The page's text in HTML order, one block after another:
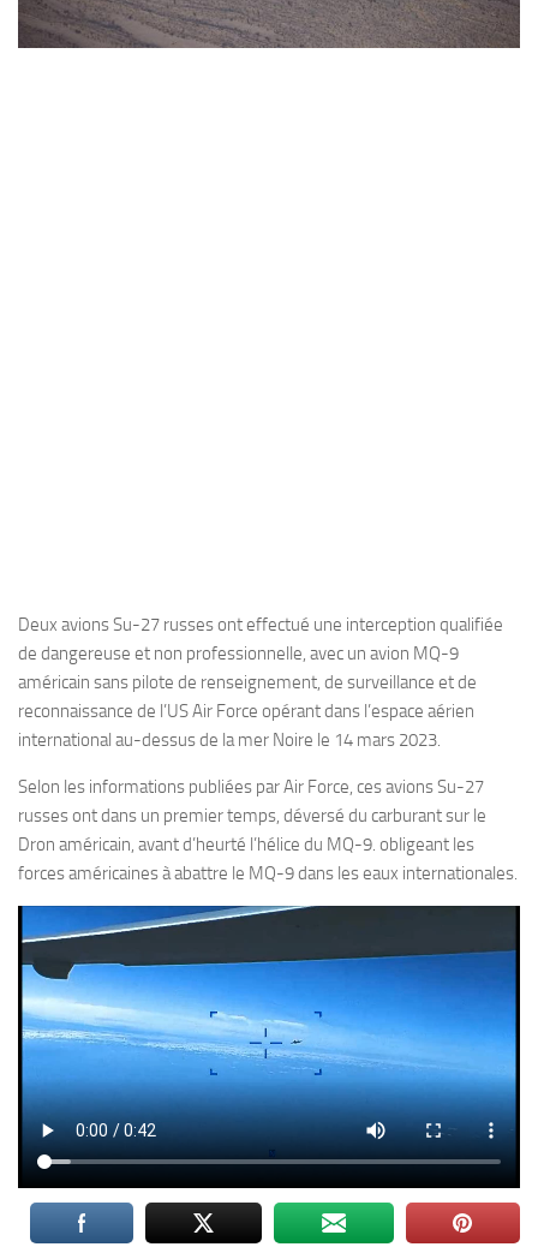
Deux avions Su-27 russes ont effectué une interception qualifiée
de dangereuse et non professionnelle, avec un avion MQ-9
américain sans pilote de renseignement, de surveillance et de
reconnaissance de l’US Air Force opérant dans l’espace aérien
international au-dessus de la mer Noire le 14 mars 2023.
Selon les informations publiées par Air Force, ces avions Su-27
russes ont dans un premier temps, déversé du carburant sur le
Dron américain, avant d’heurté l’hélice du MQ-9. obligeant les
forces américaines à abattre le MQ-9 dans les eaux internationales.